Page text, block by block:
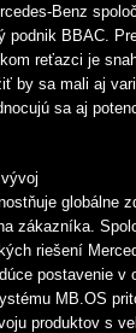
Benz
podnik BBAC.
reťazci je
by sa mali aj
sa aj
globálne
zákazníka.
riešení
postavenie v
MB.OS
produktov s